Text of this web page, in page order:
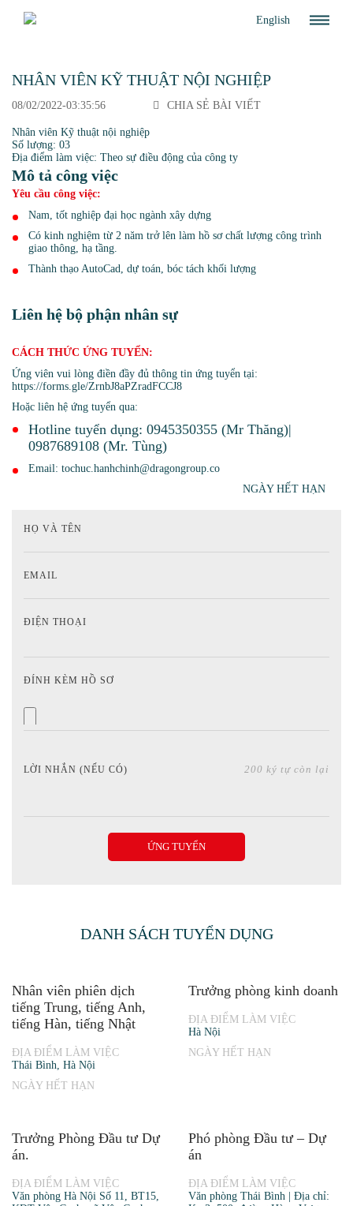
English
NHÂN VIÊN KỸ THUẬT NỘI NGHIỆP
08/02/2022-03:35:56 CHIA SẺ BÀI VIẾT
Nhân viên Kỹ thuật nội nghiệp
Số lượng: 03
Địa điểm làm việc: Theo sự điều động của công ty
Mô tả công việc
Yêu cầu công việc:
Nam, tốt nghiệp đại học ngành xây dựng
Có kinh nghiệm từ 2 năm trở lên làm hồ sơ chất lượng công trình
giao thông, hạ tầng.
Thành thạo AutoCad, dự toán, bóc tách khối lượng
Liên hệ bộ phận nhân sự
CÁCH THỨC ỨNG TUYỂN:
Ứng viên vui lòng điền đầy đủ thông tin ứng tuyển tại:
https://forms.gle/ZrnbJ8aPZradFCCJ8
Hoặc liên hệ ứng tuyển qua:
Hotline tuyển dụng: 0945350355 (Mr Thăng)|
0987689108 (Mr. Tùng)
Email: tochuc.hanhchinh@dragongroup.co
NGÀY HẾT HẠN
HỌ VÀ TÊN
EMAIL
ĐIỆN THOẠI
ĐÍNH KÈM HỒ SƠ
LỜI NHẮN (NẾU CÓ) 200 ký tự còn lại
ỨNG TUYỂN
DANH SÁCH TUYỂN DỤNG
Nhân viên phiên dịch
tiếng Trung, tiếng Anh,
tiếng Hàn, tiếng Nhật
ĐỊA ĐIỂM LÀM VIỆC
Thái Bình, Hà Nội
NGÀY HẾT HẠN
Trưởng phòng kinh doanh
ĐỊA ĐIỂM LÀM VIỆC
Hà Nội
NGÀY HẾT HẠN
Trưởng Phòng Đầu tư Dự
án.
ĐỊA ĐIỂM LÀM VIỆC
Văn phòng Hà Nội Số 11, BT15,
Phó phòng Đầu tư – Dự
án
ĐỊA ĐIỂM LÀM VIỆC
Văn phòng Thái Bình | Địa chỉ: